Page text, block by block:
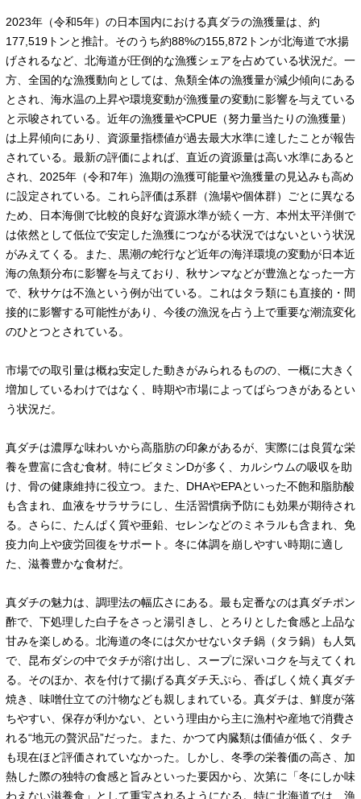
2023年（令和5年）の日本国内における真ダラの漁獲量は、約
177,519トンと推計。そのうち約88%の155,872トンが北海道で水揚
げされるなど、北海道が圧倒的な漁獲シェアを占めている状況だ。一
方、全国的な漁獲動向としては、魚類全体の漁獲量が減少傾向にある
とされ、海水温の上昇や環境変動が漁獲量の変動に影響を与えている
と示唆されている。近年の漁獲量やCPUE（努力量当たりの漁獲量）
は上昇傾向にあり、資源量指標値が過去最大水準に達したことが報告
されている。最新の評価によれば、直近の資源量は高い水準にあると
され、2025年（令和7年）漁期の漁獲可能量や漁獲量の見込みも高め
に設定されている。これら評価は系群（漁場や個体群）ごとに異なる
ため、日本海側で比較的良好な資源水準が続く一方、本州太平洋側で
は依然として低位で安定した漁獲につながる状況ではないという状況
がみえてくる。また、黒潮の蛇行など近年の海洋環境の変動が日本近
海の魚類分布に影響を与えており、秋サンマなどが豊漁となった一方
で、秋サケは不漁という例が出ている。これはタラ類にも直接的・間
接的に影響する可能性があり、今後の漁況を占う上で重要な潮流変化
のひとつとされている。
市場での取引量は概ね安定した動きがみられるものの、一概に大きく
増加しているわけではなく、時期や市場によってばらつきがあるとい
う状況だ。
真ダチは濃厚な味わいから高脂肪の印象があるが、実際には良質な栄
養を豊富に含む食材。特にビタミンDが多く、カルシウムの吸収を助
け、骨の健康維持に役立つ。また、DHAやEPAといった不飽和脂肪酸
も含まれ、血液をサラサラにし、生活習慣病予防にも効果が期待され
る。さらに、たんぱく質や亜鉛、セレンなどのミネラルも含まれ、免
疫力向上や疲労回復をサポート。冬に体調を崩しやすい時期に適し
た、滋養豊かな食材だ。
真ダチの魅力は、調理法の幅広さにある。最も定番なのは真ダチポン
酢で、下処理した白子をさっと湯引きし、とろりとした食感と上品な
甘みを楽しめる。北海道の冬には欠かせないタチ鍋（タラ鍋）も人気
で、昆布ダシの中でタチが溶け出し、スープに深いコクを与えてくれ
る。そのほか、衣を付けて揚げる真ダチ天ぷら、香ばしく焼く真ダチ
焼き、味噌仕立ての汁物なども親しまれている。真ダチは、鮮度が落
ちやすい、保存が利かない、という理由から主に漁村や産地で消費さ
れる“地元の贅沢品”だった。また、かつて内臓類は価値が低く、タチ
も現在ほど評価されていなかった。しかし、冬季の栄養価の高さ、加
熱した際の独特の食感と旨みといった要因から、次第に「冬にしか味
わえない滋養食」として重宝されるようになる。特に北海道では、漁